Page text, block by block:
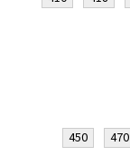
450 470